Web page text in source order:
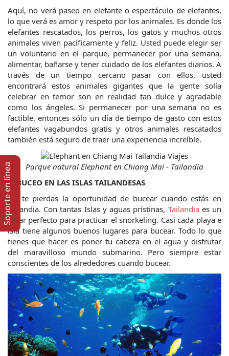
Aquí, no verá paseo en elefante o espectáculo de elefantes,
lo que verá es amor y respeto por los animales. Es donde los
elefantes rescatados, los perros, los gatos y muchos otros
animales viven pacíficamente y feliz. Usted puede elegir ser
un voluntario en el parque, permanecer por una semana,
alimentar, bañarse y tener cuidado de los elefantes diarios. A
través de un tiempo cercano pasar con ellos, usted
encontrará estos animales gigantes que la gente solía
celebrar en temor son en realidad tan dulce y agradable
como los ángeles. Si permanecer por una semana no es
factible, entonces sólo un día de tiempo de gasto con estos
elefantes vagabundos gratis y otros animales rescatados
también está seguro de traer una experiencia increíble.
Parque natural Elephant en Chiang Mai - Tailandia
7. BUCEO EN LAS ISLAS TAILANDESAS
No te pierdas la oportunidad de bucear cuando estás en
Tailandia. Con tantas Islas y aguas prístinas, Tailandia es un
lugar perfecto para practicar el snorkeling. Casi cada playa e
isla tiene algunos buenos lugares para bucear. Todo lo que
tienes que hacer es poner tu cabeza en el agua y disfrutar
del maravilloso mundo submarino. Pero siempre estar
conscientes de los alrededores cuando bucear.
Soporte en lí­nea